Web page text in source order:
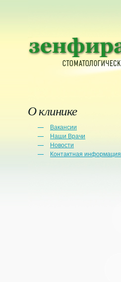
О клинике
Вакансии
Наши Врачи
Новости
Контактная информация